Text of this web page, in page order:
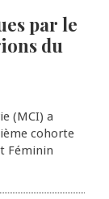
par le
du
(MCI) a
cohorte
Féminin